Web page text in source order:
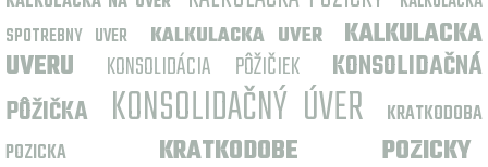
SPOTREBNY UVER
KALKULACKA UVER
KALKULACKA
UVERU
KONSOLIDÁCIA PÔŽIČIEK
KONSOLIDAČNÁ
PÔŽIČKA
KONSOLIDAČNÝ ÚVER
KRATKODOBA
POZICKA
KRATKODOBE POZICKY